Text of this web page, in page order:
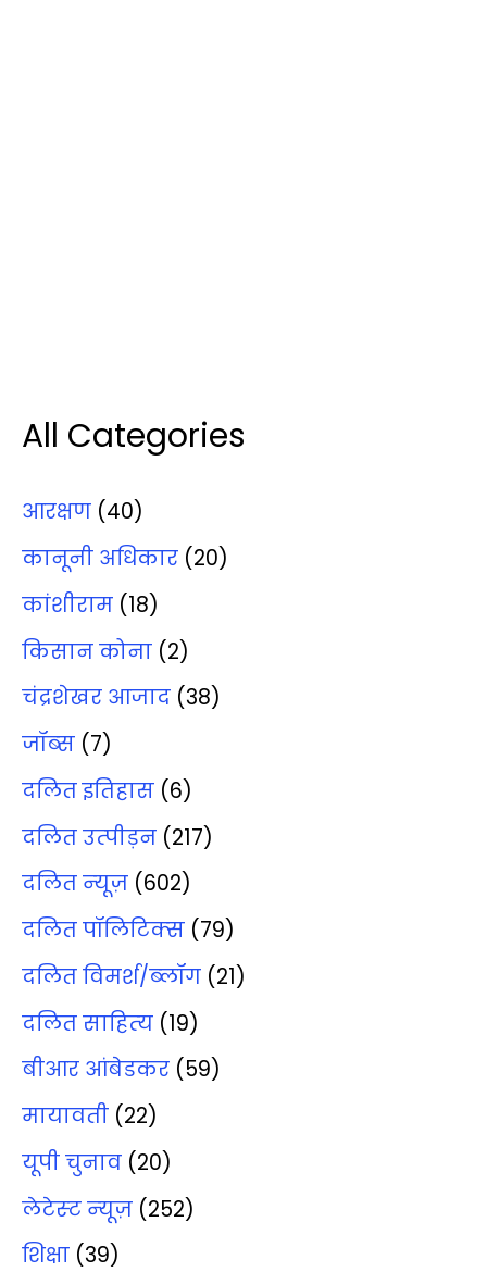
All Categories
आरक्षण (40)
कानूनी अधिकार (20)
कांशीराम (18)
किसान कोना (2)
चंद्रशेखर आजाद (38)
जॉब्‍स (7)
दलित इतिहास (6)
दलित उत्‍पीड़न (217)
दलित न्‍यूज़ (602)
दलित पॉलिटिक्‍स (79)
दलित विमर्श/ब्‍लॉग (21)
दलित साहित्‍य (19)
बीआर आंबेडकर (59)
मायावती (22)
यूपी चुनाव (20)
लेटेस्‍ट न्‍यूज़ (252)
शिक्षा (39)